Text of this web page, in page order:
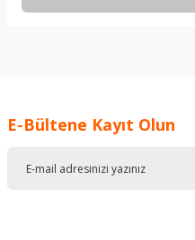
Ürün resmi kalitesiz, bozuk
E-Bültene Kayıt Olun